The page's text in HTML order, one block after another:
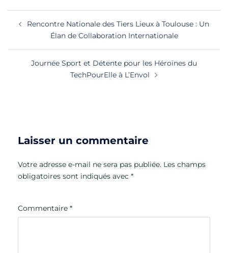
d’article
Rencontre Nationale des Tiers Lieux à Toulouse : Un
Élan de Collaboration Internationale
Journée Sport et Détente pour les Héroïnes du
TechPourElle à L’Envol
Laisser un commentaire
Votre adresse e-mail ne sera pas publiée. Les champs
obligatoires sont indiqués avec *
Commentaire *